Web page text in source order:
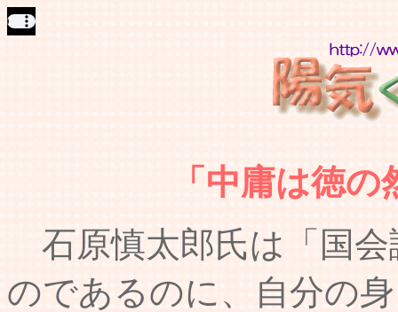
「中庸は徳
石原慎太郎氏は「国
のであるのに、自分の